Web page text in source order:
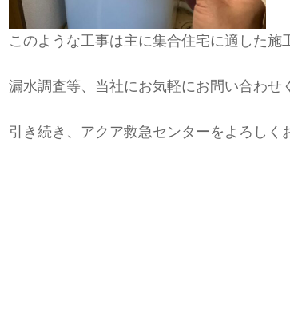
このような工事は主に集合住宅に適した施
漏水調査等、当社にお気軽にお問い合わせ
引き続き、アクア救急センターをよろしく